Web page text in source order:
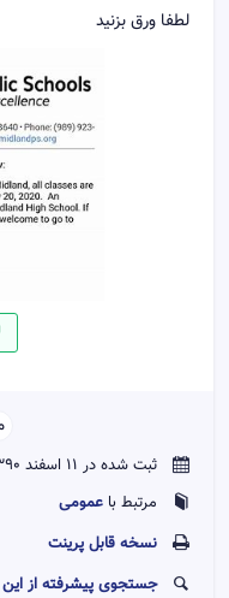
لطفا ورق بزنید
ثبت شده در 11 اسفند 1390
مرتبط باعمومی
نسخه قابل پرينت
جستجوی پیشرفته از این